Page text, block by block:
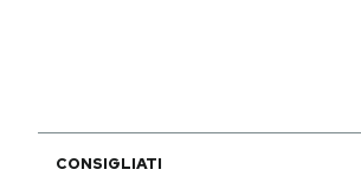
CONSIGLIATI